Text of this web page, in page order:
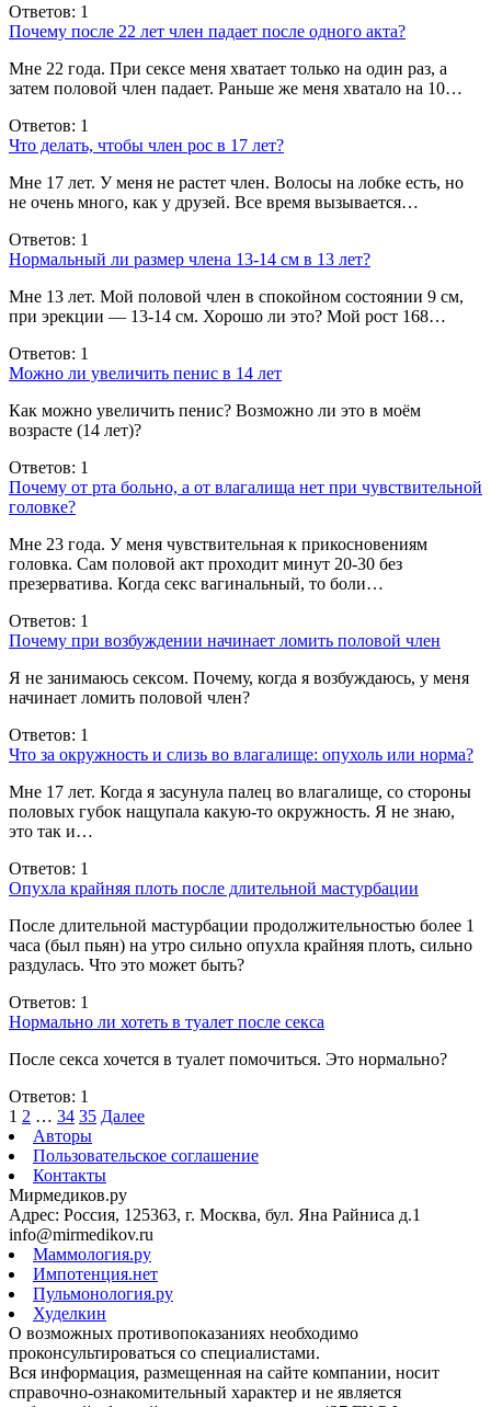
Ответов: 1
Почему после 22 лет член падает после одного акта?
Мне 22 года. При сексе меня хватает только на один раз, а
затем половой член падает. Раньше же меня хватало на 10…
Ответов: 1
Что делать, чтобы член рос в 17 лет?
Мне 17 лет. У меня не растет член. Волосы на лобке есть, но
не очень много, как у друзей. Все время вызывается…
Ответов: 1
Нормальный ли размер члена 13-14 см в 13 лет?
Мне 13 лет. Мой половой член в спокойном состоянии 9 см,
при эрекции — 13-14 см. Хорошо ли это? Мой рост 168…
Ответов: 1
Можно ли увеличить пенис в 14 лет
Как можно увеличить пенис? Возможно ли это в моём
возрасте (14 лет)?
Ответов: 1
Почему от рта больно, а от влагалища нет при чувствительной
головке?
Мне 23 года. У меня чувствительная к прикосновениям
головка. Сам половой акт проходит минут 20-30 без
презерватива. Когда секс вагинальный, то боли…
Ответов: 1
Почему при возбуждении начинает ломить половой член
Я не занимаюсь сексом. Почему, когда я возбуждаюсь, у меня
начинает ломить половой член?
Ответов: 1
Что за окружность и слизь во влагалище: опухоль или норма?
Мне 17 лет. Когда я засунула палец во влагалище, со стороны
половых губок нащупала какую-то окружность. Я не знаю,
это так и…
Ответов: 1
Опухла крайняя плоть после длительной мастурбации
После длительной мастурбации продолжительностью более 1
часа (был пьян) на утро сильно опухла крайняя плоть, сильно
раздулась. Что это может быть?
Ответов: 1
Нормально ли хотеть в туалет после секса
После секса хочется в туалет помочиться. Это нормально?
Ответов: 1
1 2 … 34 35 Далее
Авторы
Пользовательское соглашение
Контакты
Мирмедиков.ру
Адрес: Россия, 125363, г. Москва, бул. Яна Райниса д.1
info@mirmedikov.ru
Маммология.ру
Импотенция.нет
Пульмонология.ру
Худелкин
О возможных противопоказаниях необходимо
проконсультироваться со специалистами.
Вся информация, размещенная на сайте компании, носит
справочно-ознакомительный характер и не является